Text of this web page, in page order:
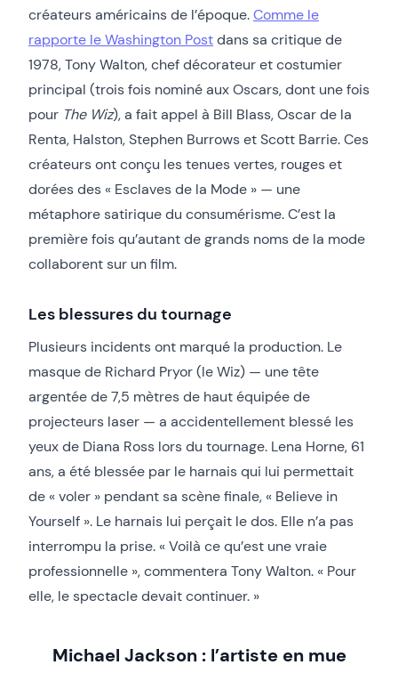
créateurs américains de l’époque.Comme le
rapporte le Washington Postdans sa critique de
1978, Tony Walton, chef décorateur et costumier
principal (trois fois nominé aux Oscars, dont une fois
pour The Wiz), a fait appel à Bill Blass, Oscar de la
Renta, Halston, Stephen Burrows et Scott Barrie. Ces
créateurs ont conçu les tenues vertes, rouges et
dorées des « Esclaves de la Mode » — une
métaphore satirique du consumérisme. C’est la
première fois qu’autant de grands noms de la mode
collaborent sur un film.
Les blessures du tournage
Plusieurs incidents ont marqué la production. Le
masque de Richard Pryor (le Wiz) — une tête
argentée de 7,5 mètres de haut équipée de
projecteurs laser — a accidentellement blessé les
yeux de Diana Ross lors du tournage. Lena Horne, 61
ans, a été blessée par le harnais qui lui permettait
de « voler » pendant sa scène finale, « Believe in
Yourself ». Le harnais lui perçait le dos. Elle n’a pas
interrompu la prise. « Voilà ce qu’est une vraie
professionnelle », commentera Tony Walton. « Pour
elle, le spectacle devait continuer. »
Michael Jackson : l’artiste en mue